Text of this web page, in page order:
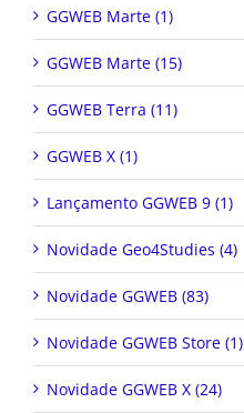
GGWEB Marte (1)
GGWEB Marte (15)
GGWEB Terra (11)
GGWEB X (1)
Lançamento GGWEB 9 (1)
Novidade Geo4Studies (4)
Novidade GGWEB (83)
Novidade GGWEB Store (1)
Novidade GGWEB X (24)